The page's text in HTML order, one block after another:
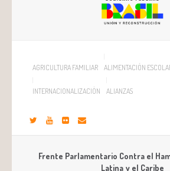
AGRICULTURA FAMILIAR ALIMENTACIÓN
INTERNACIONALIZACIÓN ALIANZAS
Frente Parlamentario Contra el
Latina y el Caribe